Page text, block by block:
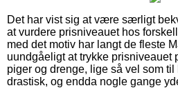
Det har vist sig at være særligt
at vurdere prisniveauet hos
med det motiv har langt de fleste
uundgåeligt at trykke prisniveauet
piger og drenge, lige så vel som til
drastisk, og endda nogle gange